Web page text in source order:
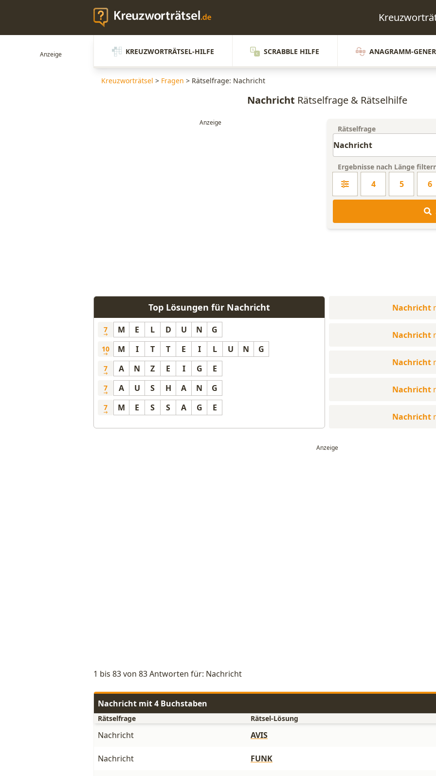
KREUZWORTRÄTSEL-HILFE SCRABBLE HILFE ANAGRAMM-
Kreuzworträtsel > Fragen > Rätselfrage: Nachricht
Nachricht Rätselfrage & Rätselhilfe
Rätselfrage
Ergebnisse nach Länge
4 5 6
Top Lösungen für Nachricht
7 M E L D U N G
10 M I T T E I L U N G
7 A N Z E I G E
7 A U S H A N G
7 M E S S A G E
Nachricht
Nachricht
Nachricht
Nachricht
Nachricht
1 bis 83 von 83 Antworten für: Nachricht
Nachricht mit 4 Buchstaben
Rätselfrage Rätsel-Lösung
Nachricht AVIS
Nachricht FUNK